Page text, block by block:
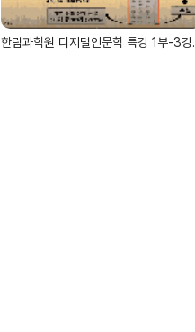
한림과학원 디지털인문학 특강 1부-3강.